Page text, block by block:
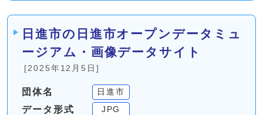
日進市の日進市オープンデータミュ
ージアム・画像データサイト
[2025年12月5日]
団体名 日進市
データ形式 JPG